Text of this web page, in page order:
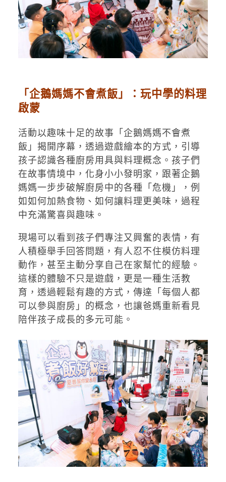
「企鵝媽媽不會煮飯」：玩中學的料理
啟蒙
活動以趣味十足的故事「企鵝媽媽不會煮
飯」揭開序幕，透過遊戲繪本的方式，引導
孩子認識各種廚房用具與料理概念。孩子們
在故事情境中，化身小小發明家，跟著企鵝
媽媽一步步破解廚房中的各種「危機」，例
如如何加熱食物、如何讓料理更美味，過程
中充滿驚喜與趣味。
現場可以看到孩子們專注又興奮的表情，有
人積極舉手回答問題，有人忍不住模仿料理
動作，甚至主動分享自己在家幫忙的經驗。
這樣的體驗不只是遊戲，更是一種生活教
育，透過輕鬆有趣的方式，傳達「每個人都
可以參與廚房」的概念，也讓爸媽重新看見
陪伴孩子成長的多元可能。